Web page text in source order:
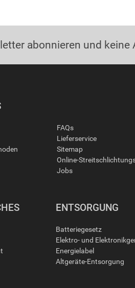
abonnieren und keine
FAQs
Lieferservice
Sitemap
Online-
Jobs
ENTSORGUNG
Batteriegesetz
Elektro- und
Energielabel
Altgeräte-Entsorgung